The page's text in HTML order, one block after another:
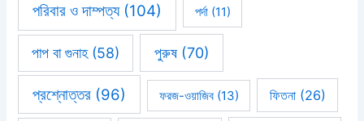
পরিবার ও দাম্পত্য(104) পর্দা(11)
পাপ বা গুনাহ(58) পুরুষ(70)
প্রশ্নোত্তর (96) ফরজ-ওয়াজিব(13) ফিতনা(26)